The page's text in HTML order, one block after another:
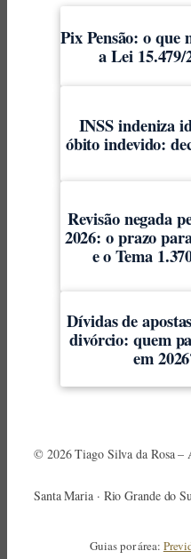
Pix Pensão: o que
a Lei 15.479/
INSS indeniza
óbito indevido:
Revisão negada
2026: o prazo
e o Tema
Dívidas de
divórcio: quem
em
© 2026 Tiago Silva da Rosa –
Santa Maria · Rio Grande do
Guias por área: